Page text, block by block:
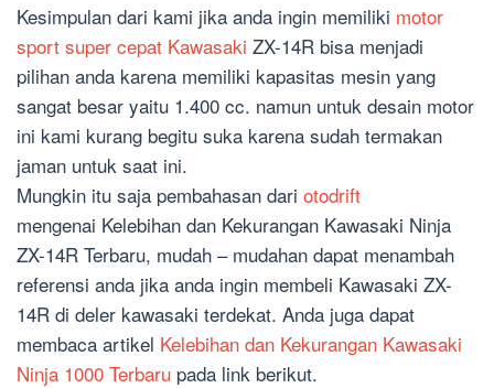
Kesimpulan dari kami jika anda ingin memiliki motor
sport super cepat Kawasaki ZX-14R bisa menjadi
pilihan anda karena memiliki kapasitas mesin yang
sangat besar yaitu 1.400 cc. namun untuk desain motor
ini kami kurang begitu suka karena sudah termakan
jaman untuk saat ini.
Mungkin itu saja pembahasan dari otodrift
mengenai Kelebihan dan Kekurangan Kawasaki Ninja
ZX-14R Terbaru, mudah – mudahan dapat menambah
referensi anda jika anda ingin membeli Kawasaki ZX-
14R di deler kawasaki terdekat. Anda juga dapat
membaca artikel Kelebihan dan Kekurangan Kawasaki
Ninja 1000 Terbaru pada link berikut.